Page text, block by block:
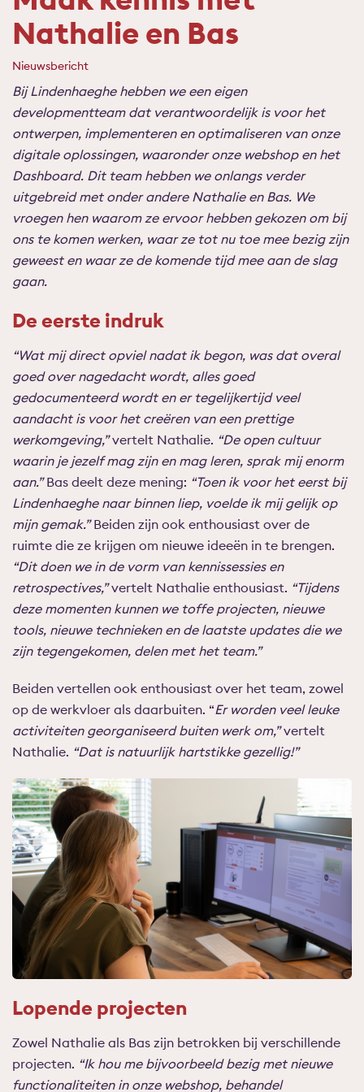
Nathalie en Bas
Nieuwsbericht
Bij Lindenhaeghe hebben we een eigen
developmentteam dat verantwoordelijk is voor het
ontwerpen, implementeren en optimaliseren van onze
digitale oplossingen, waaronder onze webshop en het
Dashboard. Dit team hebben we onlangs verder
uitgebreid met onder andere Nathalie en Bas. We
vroegen hen waarom ze ervoor hebben gekozen om bij
ons te komen werken, waar ze tot nu toe mee bezig zijn
geweest en waar ze de komende tijd mee aan de slag
gaan.
De eerste indruk
“Wat mij direct opviel nadat ik begon, was dat overal
goed over nagedacht wordt, alles goed
gedocumenteerd wordt en er tegelijkertijd veel
aandacht is voor het creëren van een prettige
werkomgeving,”vertelt Nathalie. “De open cultuur
waarin je jezelf mag zijn en mag leren, sprak mij enorm
aan.”Bas deelt deze mening: “Toen ik voor het eerst bij
Lindenhaeghe naar binnen liep, voelde ik mij gelijk op
mijn gemak.”Beiden zijn ook enthousiast over de
ruimte die ze krijgen om nieuwe ideeën in te brengen.
“Dit doen we in de vorm van kennissessies en
retrospectives,”vertelt Nathalie enthousiast. “Tijdens
deze momenten kunnen we toffe projecten, nieuwe
tools, nieuwe technieken en de laatste updates die we
zijn tegengekomen, delen met het team.”
Beiden vertellen ook enthousiast over het team, zowel
op de werkvloer als daarbuiten. “Er worden veel leuke
activiteiten georganiseerd buiten werk om,”vertelt
Nathalie. “Dat is natuurlijk hartstikke gezellig!”
Lopende projecten
Zowel Nathalie als Bas zijn betrokken bij verschillende
projecten. “Ik hou me bijvoorbeeld bezig met nieuwe
functionaliteiten in onze webshop, behandel